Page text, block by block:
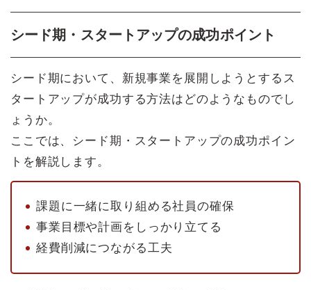
シード期・スタートアップの成功ポイント
シード期において、新規事業を展開しようとするス
タートアップが成功する方法はどのようなものでし
ょうか。
ここでは、シード期・スタートアップの成功ポイン
トを解説します。
課題に一緒に取り組める社員の確保
事業目標や計画をしっかり立てる
経費削減につながる工夫